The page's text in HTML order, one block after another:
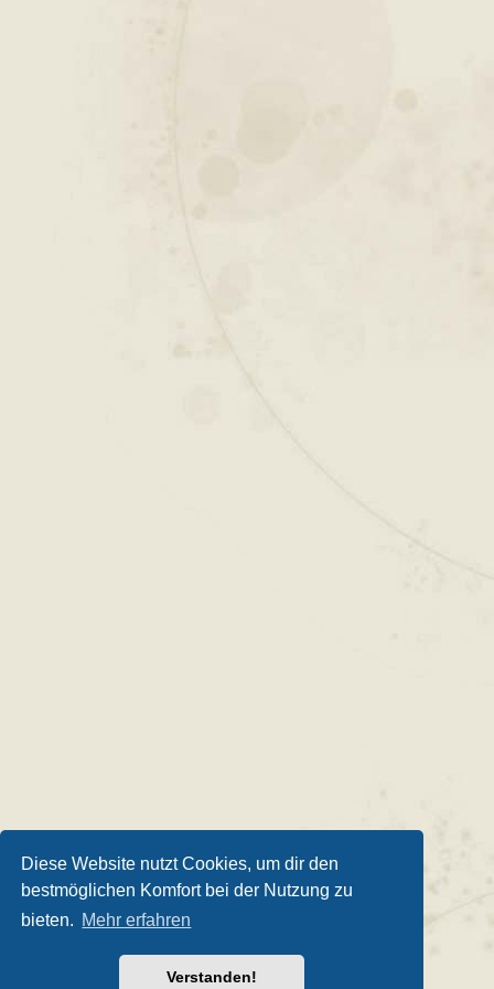
Diese Website nutzt Cookies, um dir den
bestmöglichen Komfort bei der Nutzung zu
bieten. Mehr erfahren
Verstanden!